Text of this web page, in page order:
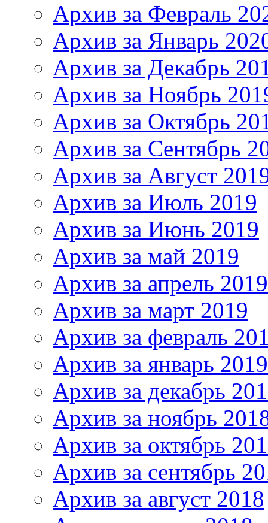
Архив за Февраль
Архив за Январь
Архив за Декабрь
Архив за Ноябрь
Архив за Октябрь
Архив за Сентябрь
Архив за Август
Архив за Июль 2019
Архив за Июнь 2019
Архив за май 2019
Архив за апрель 2019
Архив за март 2019
Архив за февраль
Архив за январь 2019
Архив за декабрь
Архив за ноябрь
Архив за октябрь
Архив за сентябрь
Архив за август 2018